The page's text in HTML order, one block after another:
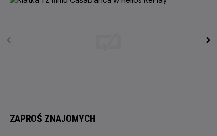
ZAPROŚ ZNAJOMYCH